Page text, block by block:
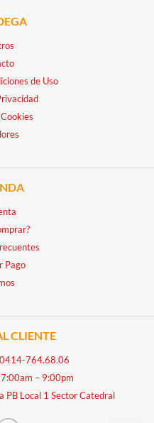
de Uso
Pago
CLIENTE
0414-764.68.06
– 9:00pm
PB Local 1 Sector Catedral